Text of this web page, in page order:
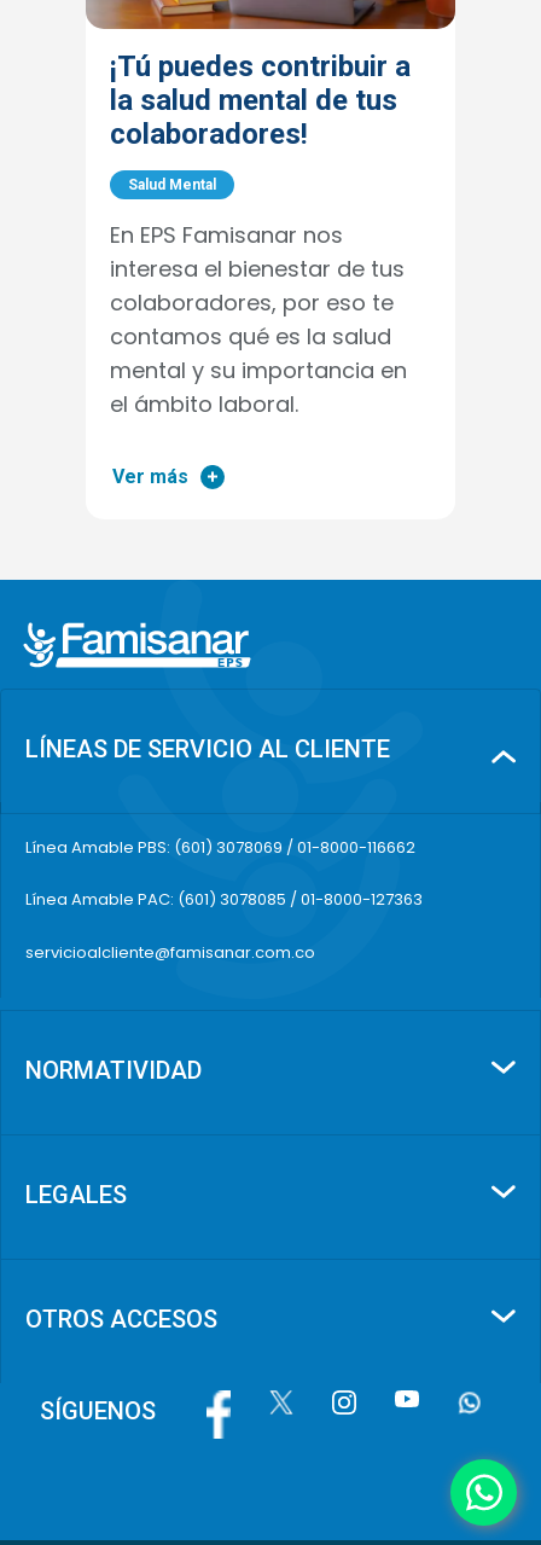
¡Tú puedes contribuir a
la salud mental de tus
colaboradores!
Salud Mental
En EPS Famisanar nos
interesa el bienestar de tus
colaboradores, por eso te
contamos qué es la salud
mental y su importancia en
el ámbito laboral.
Ver más
LÍNEAS DE SERVICIO AL CLIENTE
Línea Amable PBS: (601) 3078069 / 01-8000-116662
Línea Amable PAC: (601) 3078085 / 01-8000-127363
servicioalcliente@famisanar.com.co
NORMATIVIDAD
LEGALES
OTROS ACCESOS
SÍGUENOS Imagen Imagen Imagen Imagen Imagen